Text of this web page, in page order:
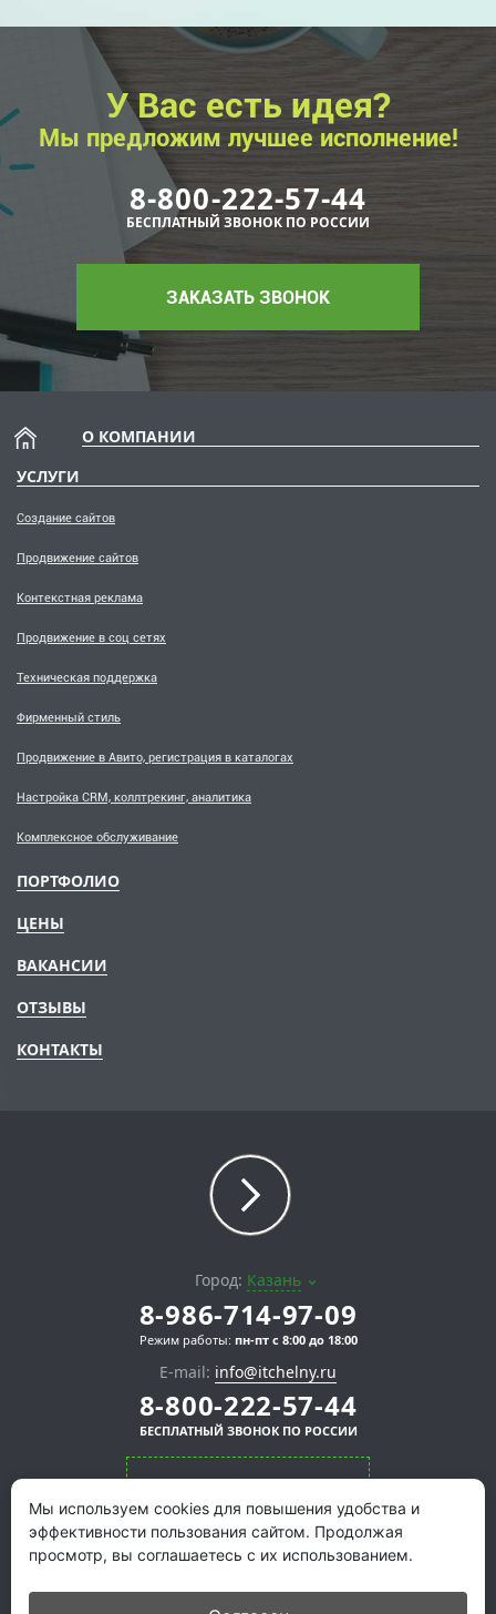
У Вас есть идея?
Мы предложим лучшее исполнение!
8-800-222-57-44
БЕСПЛАТНЫЙ ЗВОНОК ПО РОССИИ
ЗАКАЗАТЬ ЗВОНОК
Мы используем cookies для повышения удобства и
эффективности пользования сайтом. Продолжая
просмотр, вы соглашаетесь с их использованием.
О КОМПАНИИ
УСЛУГИ
Создание сайтов
Продвижение сайтов
Контекстная реклама
Продвижение в соц сетях
Техническая поддержка
Фирменный стиль
Продвижение в Авито, регистрация в каталогах
Настройка CRM, коллтрекинг, аналитика
Комплексное обслуживание
ПОРТФОЛИО
ЦЕНЫ
ВАКАНСИИ
ОТЗЫВЫ
КОНТАКТЫ
Город: Казань
8-986-714-97-09
Режим работы: пн-пт с 8:00 до 18:00
E-mail: info@itchelny.ru
8-800-222-57-44
БЕСПЛАТНЫЙ ЗВОНОК ПО РОССИИ